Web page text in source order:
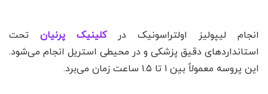
انجام لیپولیز اولتراسونیک درکلینیک پرنیان تحت
استانداردهای دقیق پزشکی و در محیطی استریل انجام می‌شود.
این پروسه معمولاً بین ۱ تا ۱.۵ ساعت زمان می‌برد.